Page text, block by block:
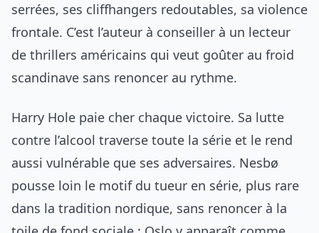
serrées, ses cliffhangers redoutables, sa violence
frontale. C’est l’auteur à conseiller à un lecteur
de thrillers américains qui veut goûter au froid
scandinave sans renoncer au rythme.
Harry Hole paie cher chaque victoire. Sa lutte
contre l’alcool traverse toute la série et le rend
aussi vulnérable que ses adversaires. Nesbø
pousse loin le motif du tueur en série, plus rare
dans la tradition nordique, sans renoncer à la